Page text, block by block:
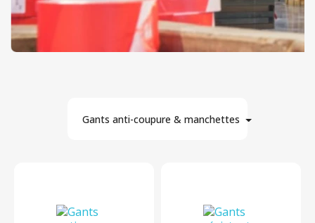
Par marque En stock 1 Par prix
Gants anti-coupure & manchettes